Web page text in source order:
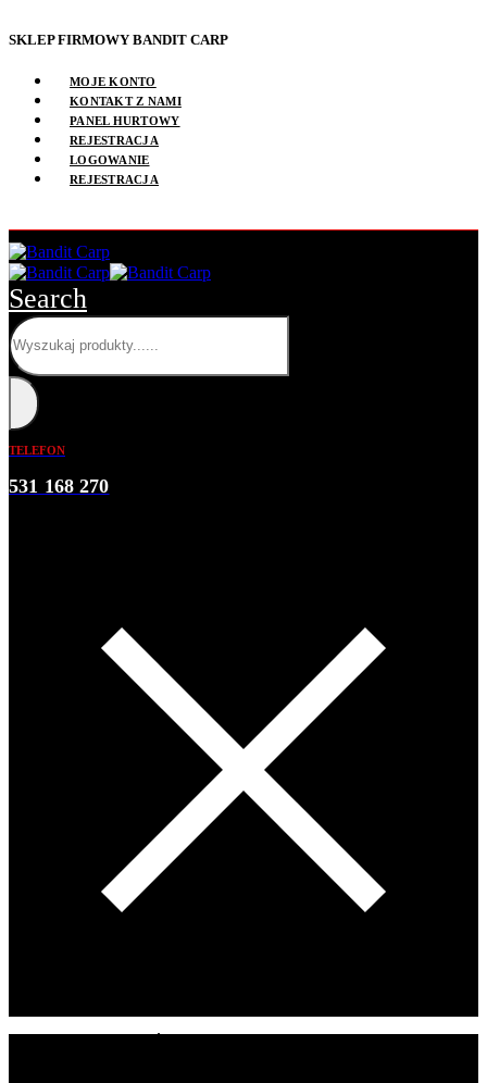
SKLEP FIRMOWY BANDIT CARP
MOJE KONTO
KONTAKT Z NAMI
PANEL HURTOWY
REJESTRACJA
LOGOWANIE
REJESTRACJA
Search
TELEFON
531 168 270